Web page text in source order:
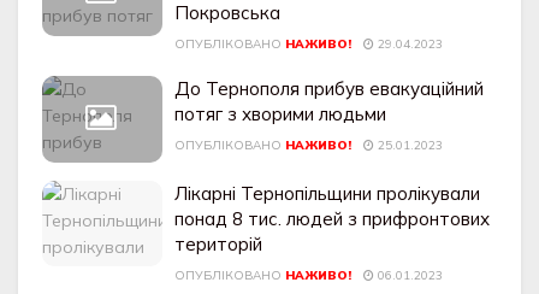
Покровська
ОПУБЛІКОВАНО НАЖИВО! 29.04.2023
До Тернополя прибув евакуаційний
потяг з хворими людьми
ОПУБЛІКОВАНО НАЖИВО! 25.01.2023
Лікарні Тернопільщини пролікували
понад 8 тис. людей з прифронтових
територій
ОПУБЛІКОВАНО НАЖИВО! 06.01.2023